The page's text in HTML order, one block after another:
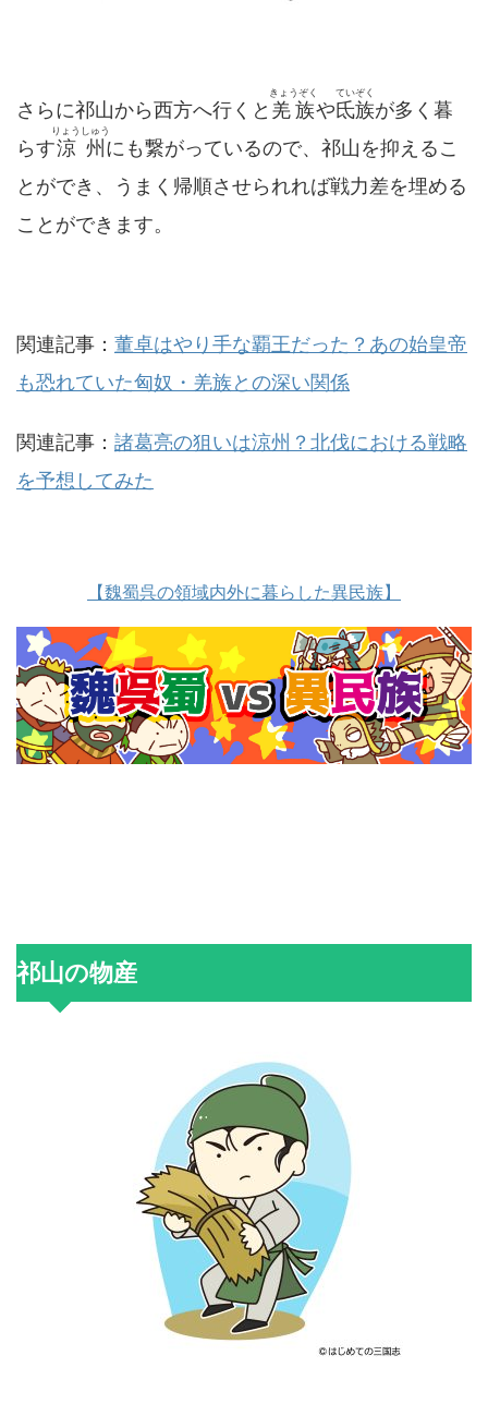
さらに祁山から西方へ行くと 羌族
きょうぞく
や氐族
ていぞく
が多く暮
らす涼州
りょうしゅう
にも繋がっているので、祁山を抑えるこ
とができ、うまく帰順させられれば戦力差を埋める
ことができます。
関連記事： 董卓はやり手な覇王だった？あの始皇帝
も恐れていた匈奴・羌族との深い関係
関連記事： 諸葛亮の狙いは涼州？北伐における戦略
を予想してみた
【魏蜀呉の領域内外に暮らした異民族】
祁山の物産